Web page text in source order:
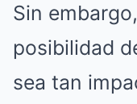
Sin
posibilidad
sea tan